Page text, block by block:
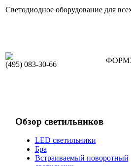
Светодиодное оборудование для
(495) 083-30-66
Обзор светильников
LED светильники
Бра
Встраиваемый поворотный